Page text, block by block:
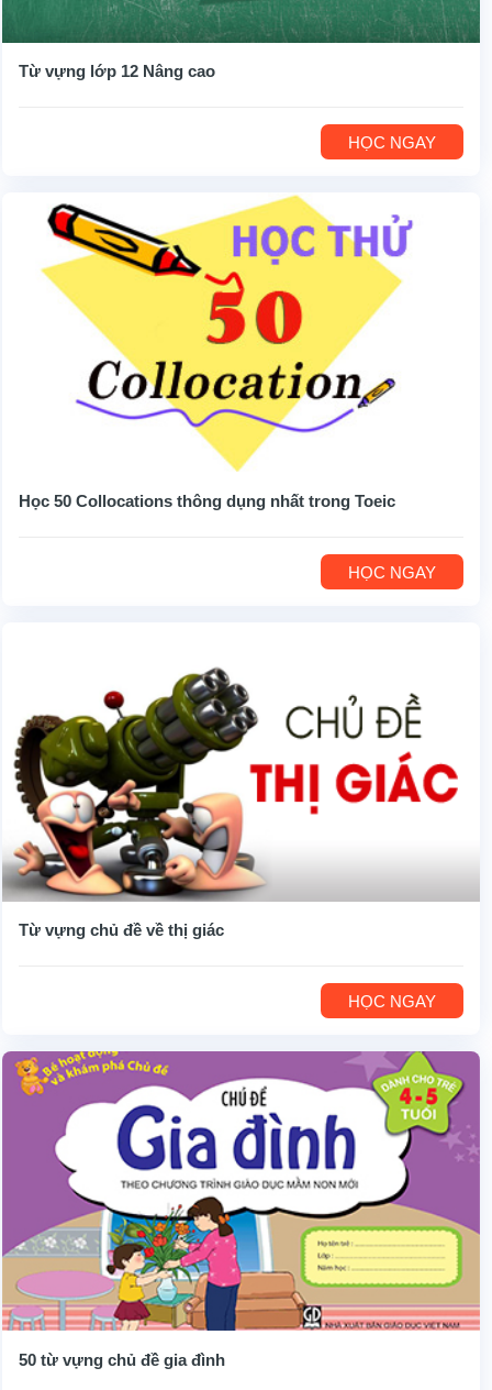
Từ vựng lớp 12 Nâng cao
HỌC NGAY
Học 50 Collocations thông dụng nhất trong Toeic
HỌC NGAY
Từ vựng chủ đề về thị giác
HỌC NGAY
50 từ vựng chủ đề gia đình